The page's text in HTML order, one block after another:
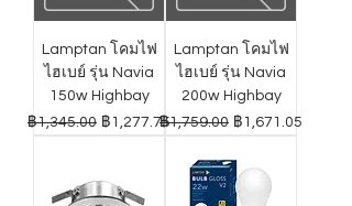
Lamptan โคมไฟ
ไฮเบย์ รุ่น Navia
150w Highbay
ราคาปกติ
฿1,345.00 ราคาขายลด
฿1,277.75
Lamptan โคมไฟ
ไฮเบย์ รุ่น Navia
200w Highbay
ราคาปกติ
฿1,759.00 ราคาขายลด
฿1,671.05